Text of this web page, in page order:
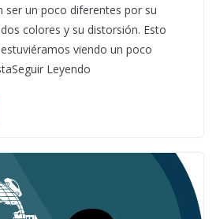
ser un poco diferentes por su
colores y su distorsión. Esto
viendo un poco
Leyendo